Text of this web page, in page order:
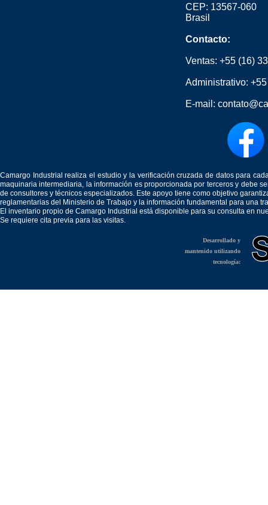
CEP: 13567-060
Brasil
Contacto:
Ventas: +55 (16)
Administrativo:
E-mail:
Camargo Industrial realiza el estudio y la verificación cruzada de datos para
maquinaria intermediaria, la información es proporcionada por terceros y debe
de consultores y técnicos especializados. Este apoyo tiene como objetivo
reglamentarias del Ministerio de Trabajo y la información fundamental para una
El inventario propio de Camargo Industrial está disponible para su consulta en
Se requiere cita previa para las visitas.
Desarrollado y
mantenido utilizando
tecnología: